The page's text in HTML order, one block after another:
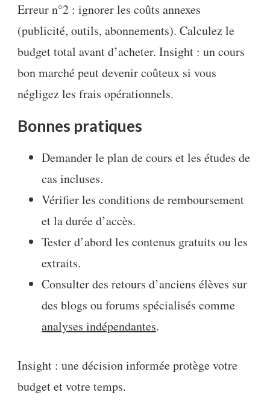
Erreur n°2 : ignorer les coûts annexes
(publicité, outils, abonnements). Calculez le
budget total avant d’acheter. Insight : un cours
bon marché peut devenir coûteux si vous
négligez les frais opérationnels.
Bonnes pratiques
Demander le plan de cours et les études de
cas incluses.
Vérifier les conditions de remboursement
et la durée d’accès.
Tester d’abord les contenus gratuits ou les
extraits.
Consulter des retours d’anciens élèves sur
des blogs ou forums spécialisés comme
analyses indépendantes.
Insight : une décision informée protège votre
budget et votre temps.